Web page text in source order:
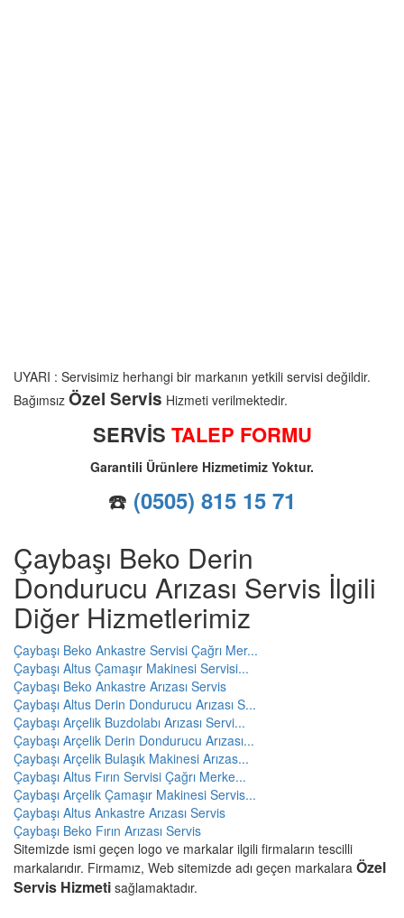
UYARI : Servisimiz herhangi bir markanın yetkili servisi değildir.
Bağımsız Özel Servis Hizmeti verilmektedir.
SERVİS TALEP FORMU
Garantili Ürünlere Hizmetimiz Yoktur.
☎️ (0505) 815 15 71
Çaybaşı Beko Derin
Dondurucu Arızası Servis İlgili
Diğer Hizmetlerimiz
Çaybaşı Beko Ankastre Servisi Çağrı Mer...
Çaybaşı Altus Çamaşır Makinesi Servisi...
Çaybaşı Beko Ankastre Arızası Servis
Çaybaşı Altus Derin Dondurucu Arızası S...
Çaybaşı Arçelik Buzdolabı Arızası Servi...
Çaybaşı Arçelik Derin Dondurucu Arızası...
Çaybaşı Arçelik Bulaşık Makinesi Arızas...
Çaybaşı Altus Fırın Servisi Çağrı Merke...
Çaybaşı Arçelik Çamaşır Makinesi Servis...
Çaybaşı Altus Ankastre Arızası Servis
Çaybaşı Beko Fırın Arızası Servis
Sitemizde ismi geçen logo ve markalar ilgili firmaların tescilli
markalarıdır. Firmamız, Web sitemizde adı geçen markalara Özel
Servis Hizmeti sağlamaktadır.